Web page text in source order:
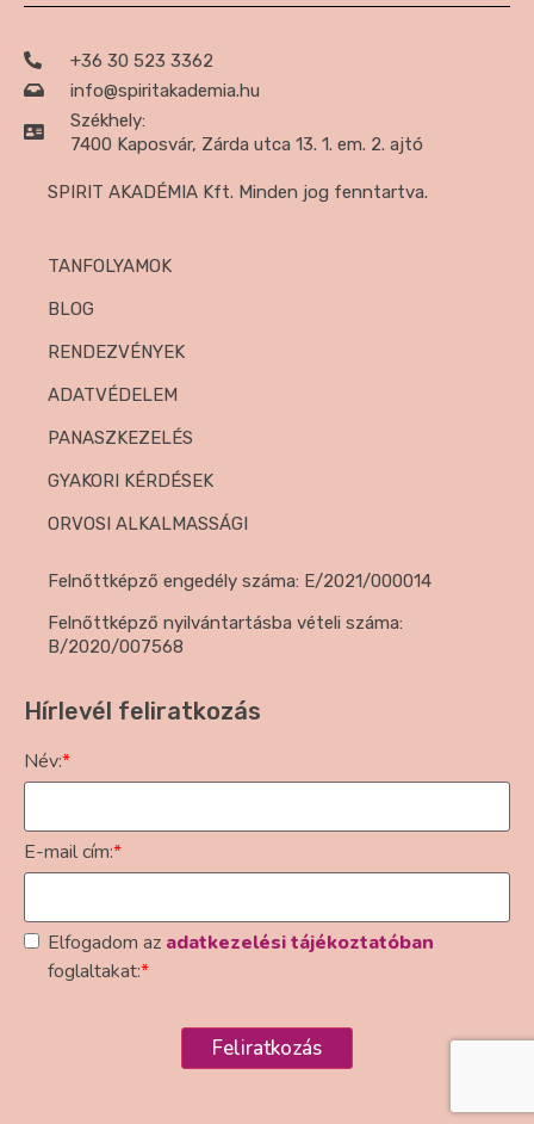
+36 30 523 3362
info@spiritakademia.hu
Székhely:
7400 Kaposvár, Zárda utca 13. 1. em. 2. ajtó
SPIRIT AKADÉMIA Kft. Minden jog fenntartva.
TANFOLYAMOK
BLOG
RENDEZVÉNYEK
ADATVÉDELEM
PANASZKEZELÉS
GYAKORI KÉRDÉSEK
ORVOSI ALKALMASSÁGI
Felnőttképző engedély száma: E/2021/000014
Felnőttképző nyilvántartásba vételi száma:
B/2020/007568
Hírlevél feliratkozás
Név:*
E-mail cím:*
Elfogadom az adatkezelési tájékoztatóban
foglaltakat:*